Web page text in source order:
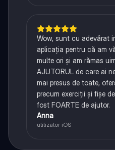
Wow, sunt cu adevărat
aplicația pentru că am
multe ori și am rămas
AJUTORUL de care ai
mai presus de toate,
precum exerciții și fișe
fost FOARTE de ajutor.
Anna
utilizator iOS